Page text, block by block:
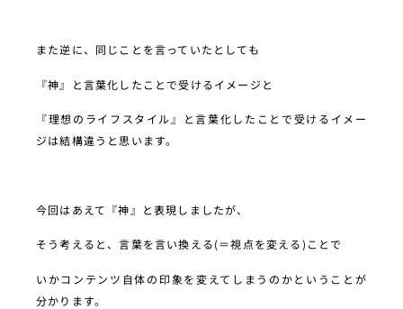
また逆に、同じことを言っていたとしても
『神』と言葉化したことで受けるイメージと
『理想のライフスタイル』と言葉化したことで受けるイメー
ジは結構違うと思います。
今回はあえて『神』と表現しましたが、
そう考えると、言葉を言い換える(＝視点を変える)ことで
いかコンテンツ自体の印象を変えてしまうのかということが
分かります。